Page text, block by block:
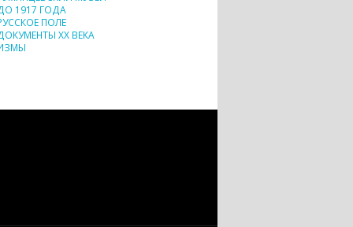
1917 ГОДА
ПОЛЕ
XX ВЕКА